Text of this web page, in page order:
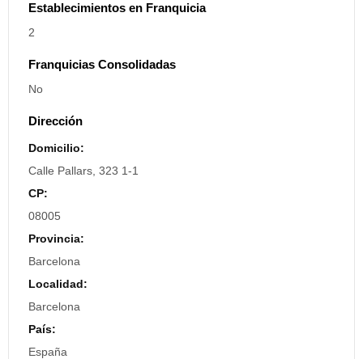
Establecimientos en Franquicia
2
Franquicias Consolidadas
No
Dirección
Domicilio:
Calle Pallars, 323 1-1
CP:
08005
Provincia:
Barcelona
Localidad:
Barcelona
País:
España